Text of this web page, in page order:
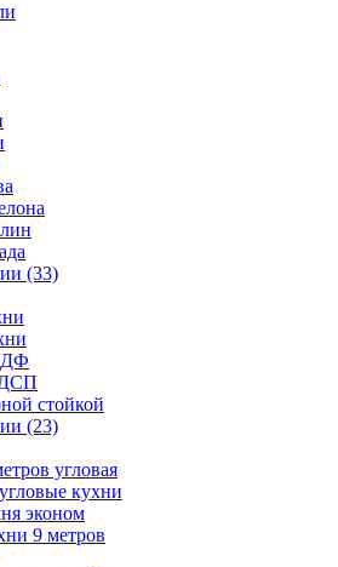
(33)
стойкой
(23)
угловая
кухни
эконом
9 метров